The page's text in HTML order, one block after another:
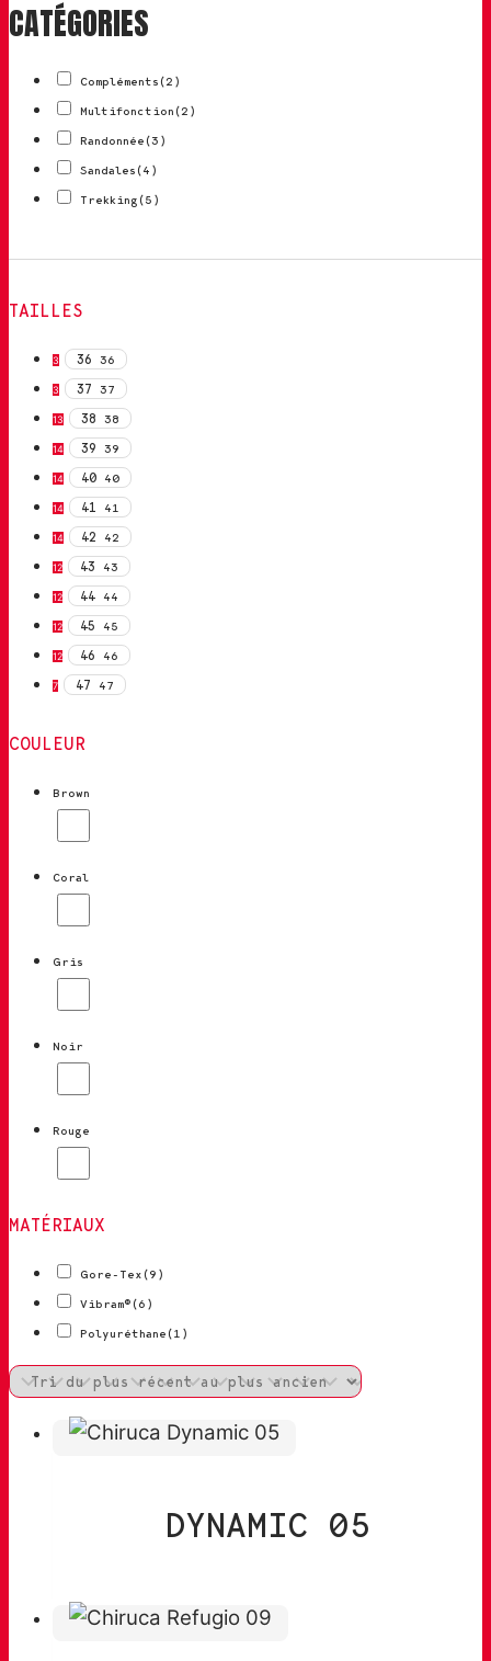
CATÉGORIES
Compléments (2)
Multifonction (2)
Randonnée (3)
Sandales (4)
Trekking (5)
TAILLES
3 36 36
3 37 37
13 38 38
14 39 39
14 40 40
14 41 41
14 42 42
12 43 43
12 44 44
12 45 45
12 46 46
7 47 47
COULEUR
Brown
Coral
Gris
Noir
Rouge
MATÉRIAUX
Gore-Tex (9)
Vibram® (6)
Polyuréthane (1)
DYNAMIC 05